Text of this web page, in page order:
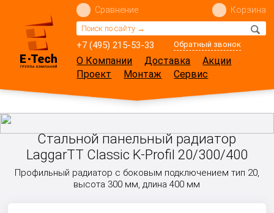
+7 (495) 215-53-33 Обратный звонок
Сравнение Корзина
О Компании Доставка
Акции
Проект
Монтаж Сервис
Стальной панельный радиатор
LaggarTT Classic K-Profil 20/300/400
Профильный радиатор с боковым подключением тип 20,
высота 300 мм, длина 400 мм